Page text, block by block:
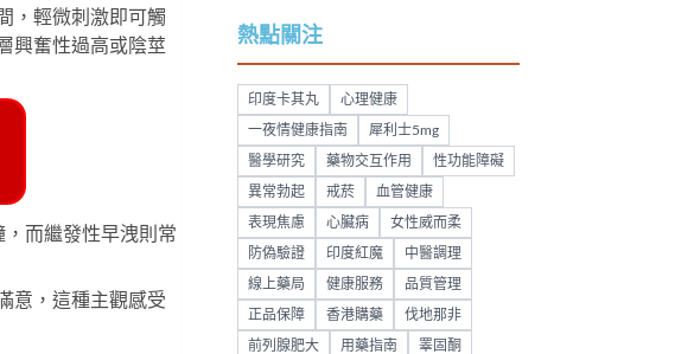
，輕微刺激即可觸
興奮性過高或陰莖
而繼發性早洩則常
意，這種主觀感受
熱點關注
印度卡其丸 心理健康
一夜情健康指南 犀利士5mg
醫學研究 藥物交互作用 性功能障礙
異常勃起 戒菸 血管健康
表現焦慮 心臟病 女性威而柔
防偽驗證 印度紅魔 中醫調理
線上藥局 健康服務 品質管理
正品保障 香港購藥 伐地那非
前列腺肥大 用藥指南 睪固酮